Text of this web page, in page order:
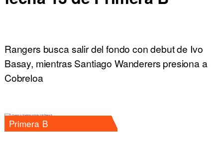
Rangers busca salir del fondo con debut de Ivo
Basay, mientras Santiago Wanderers presiona a
Cobreloa
Primera B